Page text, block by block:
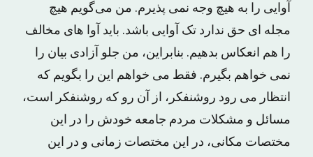
آوایی را به هیچ وجه نمی پذیرم. من می‌گویم هیچ
مجله‌ ای حق ندارد تک آوایی باشد. باید آوا های مخالف
را هم انعکاس بدهیم. بنابراین، من جلو آزادی بیان را
نمی‌ خواهم بگیرم. فقط می ‌خواهم این را بگویم که
انتظار می ‌رود روشنفکر، از آن رو که روشنفکر است،
مسائل و مشکلات مردم جامعه‌ خودش را در این
مختصات مکانی، در این مختصات زمانی و در این